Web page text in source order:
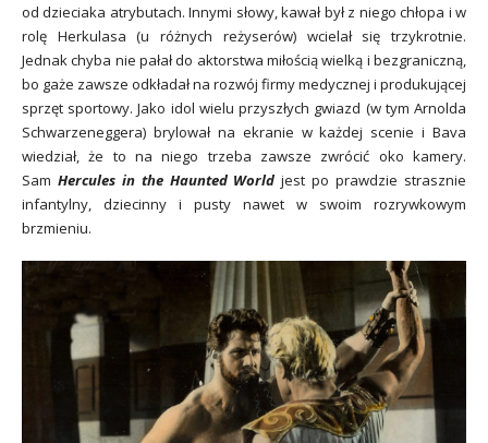
od dzieciaka atrybutach. Innymi słowy, kawał był z niego chłopa i w
rolę Herkulasa (u różnych reżyserów) wcielał się trzykrotnie.
Jednakchyba nie pałał do aktorstwa miłością wielką i bezgraniczną,
bo gaże zawsze odkładał na rozwój firmy medycznej i produkującej
sprzęt sportowy. Jako idol wielu przyszłych gwiazd (w tym Arnolda
Schwarzeneggera) brylował na ekranie w każdej scenie i Bava
wiedział, że to na niego trzeba zawsze zwrócić oko kamery.
Sam Hercules in the Haunted World jest po prawdzie strasznie
infantylny, dziecinny i pusty nawet w swoim rozrywkowym
brzmieniu.